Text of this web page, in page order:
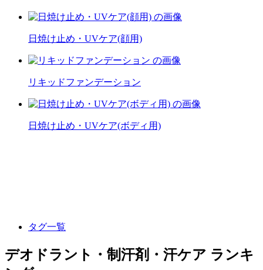
日焼け止め・UVケア(顔用)
リキッドファンデーション
日焼け止め・UVケア(ボディ用)
タグ一覧
デオドラント・制汗剤・汗ケア ランキ